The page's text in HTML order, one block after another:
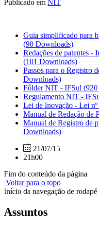
Publicado em NIT
Guia simplificado para
(90 Downloads)
Redações de patentes -
(101 Downloads)
Passos para o Registro
Downloads)
Fôlder NIT - IFSul
Regulamento NIT -
Lei de Inovação - Lei
Manual de Redação de
Manual de Registro de
Downloads)
21/07/15
21h00
Fim do conteúdo da página
Voltar para o topo
Início da navegação de rodapé
Assuntos